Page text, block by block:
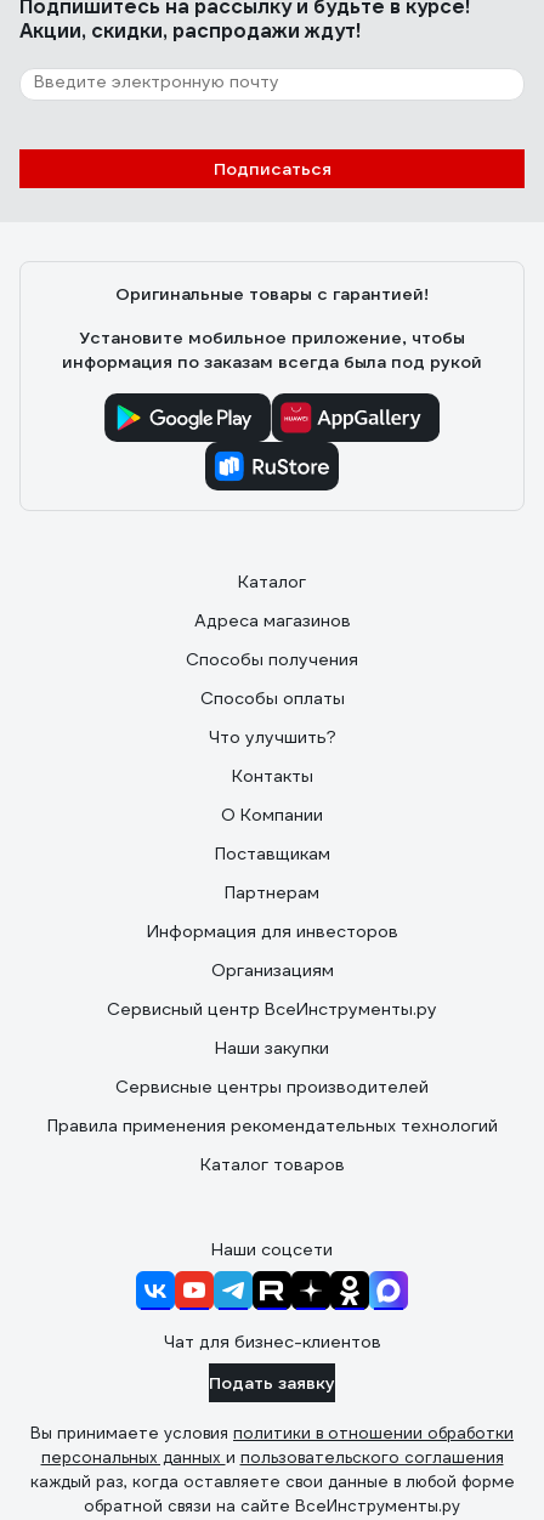
Подпишитесь на рассылкуи будьте в курсе!
Акции, скидки, распродажи ждут!
Подписаться
Оригинальные товары с гарантией!
Установите мобильное приложение, чтобы
информация по заказам всегда была под рукой
Каталог
Адреса магазинов
Способы получения
Способы оплаты
Что улучшить?
Контакты
О Компании
Поставщикам
Партнерам
Информация для инвесторов
Организациям
Сервисный центр ВсеИнструменты.ру
Наши закупки
Сервисные центры производителей
Правила применения рекомендательных технологий
Каталог товаров
Наши соцсети
Чат для бизнес-клиентов
Подать заявку
Вы принимаете условия политики в отношении обработки
персональных данных и пользовательского соглашения
каждый раз, когда оставляете свои данные в любой форме
обратной связи на сайте ВсеИнструменты.ру